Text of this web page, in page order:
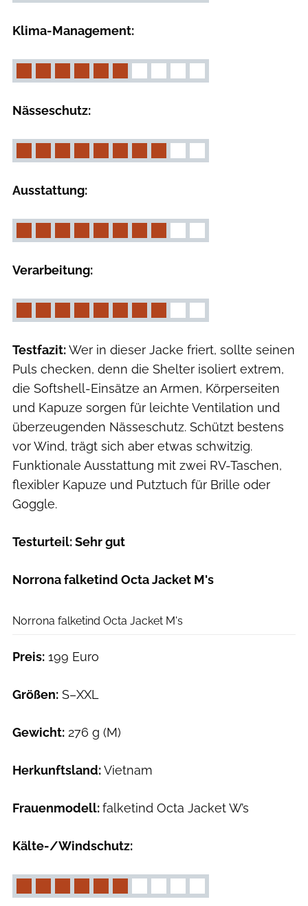
Klima-Management:
Nässeschutz:
Ausstattung:
Verarbeitung:
Testfazit:Wer in dieser Jacke friert, sollte seinen
Puls checken, denn die Shelter isoliert extrem,
die Softshell-Einsätze an Armen, Körperseiten
und Kapuze sorgen für leichte Ventilation und
überzeugenden Nässeschutz. Schützt bestens
vor Wind, trägt sich aber etwas schwitzig.
Funktionale Ausstattung mit zwei RV-Taschen,
flexibler Kapuze und Putztuch für Brille oder
Goggle.
Testurteil: Sehr gut
Norrona falketind Octa Jacket M's
Norrona falketind Octa Jacket M's
Preis: 199 Euro
Größen: S–XXL
Gewicht: 276 g (M)
Herkunftsland:Vietnam
Frauenmodell:falketind Octa Jacket W’s
Kälte-/Windschutz: